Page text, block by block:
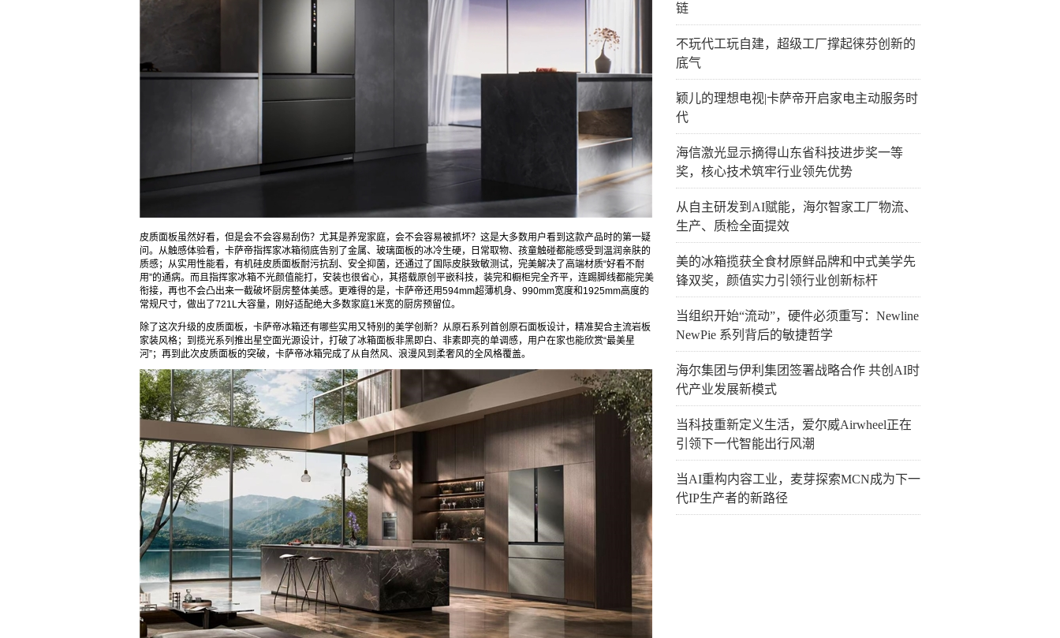
皮质面板虽然好看，但是会不会容易刮伤？尤其是养宠家庭，会不会容易被抓坏？这是大多数用户看到这款产品时的第一疑
问。从触感体验看，卡萨帝指挥家冰箱彻底告别了金属、玻璃面板的冰冷生硬，日常取物、孩童触碰都能感受到温润亲肤的
质感；从实用性能看，有机硅皮质面板耐污抗刮、安全抑菌，还通过了国际皮肤致敏测试，完美解决了高端材质“好看不耐
用”的通病。而且指挥家冰箱不光颜值能打，安装也很省心，其搭载原创平嵌科技，装完和橱柜完全齐平，连踢脚线都能完美
衔接，再也不会凸出来一截破坏厨房整体美感。更难得的是，卡萨帝还用594mm超薄机身、990mm宽度和1925mm高度的
常规尺寸，做出了721L大容量，刚好适配绝大多数家庭1米宽的厨房预留位。
除了这次升级的皮质面板，卡萨帝冰箱还有哪些实用又特别的美学创新？从原石系列首创原石面板设计，精准契合主流岩板
家装风格；到揽光系列推出星空面光源设计，打破了冰箱面板非黑即白、非素即亮的单调感，用户在家也能欣赏“最美星
河”；再到此次皮质面板的突破，卡萨帝冰箱完成了从自然风、浪漫风到柔奢风的全风格覆盖。
链
不玩代工玩自建，超级工厂撑起徕芬创新的
底气
颖儿的理想电视|卡萨帝开启家电主动服务时
代
海信激光显示摘得山东省科技进步奖一等
奖，核心技术筑牢行业领先优势
从自主研发到AI赋能，海尔智家工厂物流、
生产、质检全面提效
美的冰箱揽获全食材原鲜品牌和中式美学先
锋双奖，颜值实力引领行业创新标杆
当组织开始“流动”，硬件必须重写：Newline
NewPie 系列背后的敏捷哲学
海尔集团与伊利集团签署战略合作 共创AI时
代产业发展新模式
当科技重新定义生活，爱尔威Airwheel正在
引领下一代智能出行风潮
当AI重构内容工业，麦芽探索MCN成为下一
代IP生产者的新路径